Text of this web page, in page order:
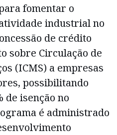
fomentar o
industrial no
de crédito
sobre Circulação de
(ICMS) a empresas
possibilitando
de isenção no
é administrado